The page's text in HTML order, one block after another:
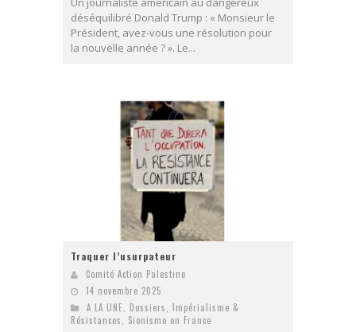
déséquilibré Donald Trump : « Monsieur le
Président, avez-vous une résolution pour
la nouvelle année ? ». Le...
Traquer l’usurpateur
Comité Action Palestine
14 novembre 2025
A LA UNE
Dossiers
Impérialisme &
Résistances
Sionisme en France